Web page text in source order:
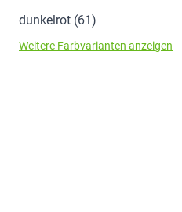
dunkelrot (61)
Weitere Farbvarianten anzeigen